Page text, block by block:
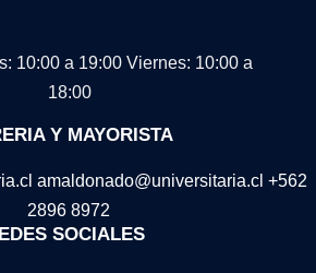
10:00 a 19:00 Viernes: 10:00 a
18:00
Y MAYORISTA
amaldonado@universitaria.cl +562
2896 8972
SOCIALES